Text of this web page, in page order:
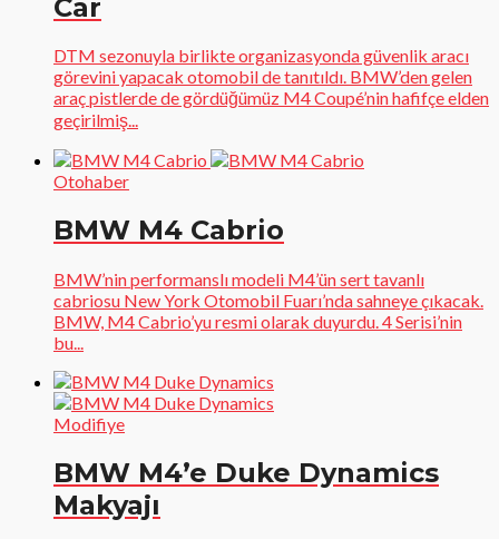
Car
DTM sezonuyla birlikte organizasyonda güvenlik aracı
görevini yapacak otomobil de tanıtıldı. BMW’den gelen
araç pistlerde de gördüğümüz M4 Coupé’nin hafifçe elden
geçirilmiş...
Otohaber
BMW M4 Cabrio
BMW’nin performanslı modeli M4’ün sert tavanlı
cabriosu New York Otomobil Fuarı’nda sahneye çıkacak.
BMW, M4 Cabrio’yu resmi olarak duyurdu. 4 Serisi’nin
bu...
Modifiye
BMW M4’e Duke Dynamics
Makyajı